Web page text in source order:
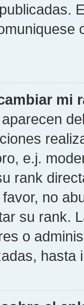
mi
e.j.
rank
no
su rank.
o
hasta